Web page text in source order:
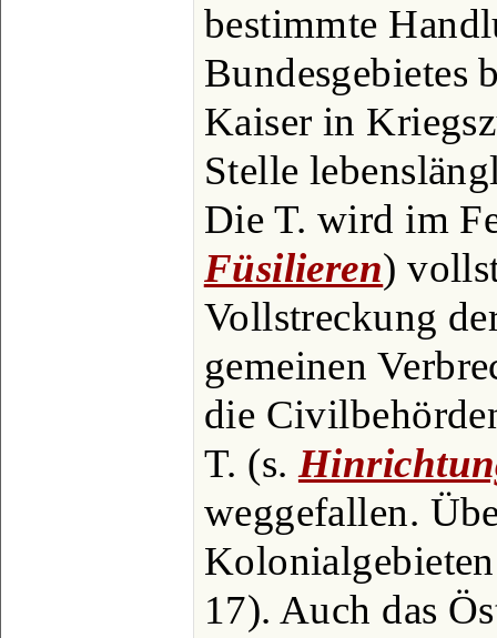
bestimmte
Bundesgebietes
Kaiser in
Stelle
Die T. wird im
Füsilieren)
Vollstreckung
gemeinen
die
T. (s.
weggefallen.
17). Auch das